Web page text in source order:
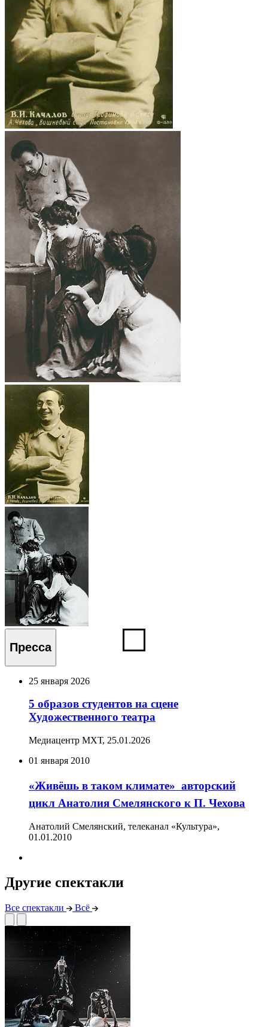
Пресса
25 января 2026
5 образов студентов на сцене
Художественного театра
Медиацентр МХТ, 25.01.2026
01 января 2010
«Живёшь в таком климате»  авторский
цикл Анатолия Смелянского к П. Чехова
Анатолий Смелянский, телеканал «Культура»,
01.01.2010
Другие спектакли
Все спектакли Всё